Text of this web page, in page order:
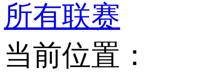
所有联赛
当前位置：